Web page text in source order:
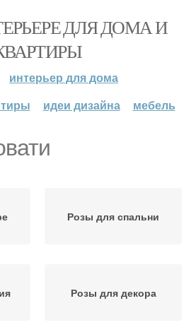
ДЛЯ ДОМА И
интерьер для дома
идеи дизайна мебель
Розы для спальни
Розы для декора